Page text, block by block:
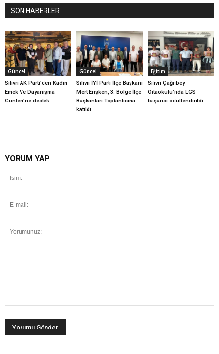
SON HABERLER
Güncel
Silivri AK Parti’den Kadın
Emek Ve Dayanışma
Günleri’ne destek
Güncel
Silivri İYİ Parti İlçe Başkanı
Mert Erişken, 3. Bölge İlçe
Başkanları Toplantısına
katıldı
Eğitim
Silivri Çağrıbey
Ortaokulu’nda LGS
başarısı ödüllendirildi
YORUM YAP